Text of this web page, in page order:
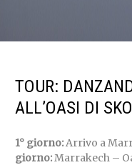
TOUR:
ALL’OASI DI
1° giorno:Arrivo a
giorno:Marrakech –